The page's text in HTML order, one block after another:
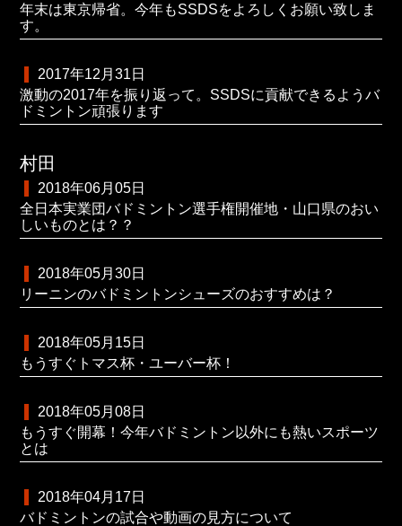
年末は東京帰省。今年もSSDSをよろしくお願い致しま
す。
2017年12月31日
激動の2017年を振り返って。SSDSに貢献できるようバ
ドミントン頑張ります
村田
2018年06月05日
全日本実業団バドミントン選手権開催地・山口県のおい
しいものとは？？
2018年05月30日
リーニンのバドミントンシューズのおすすめは？
2018年05月15日
もうすぐトマス杯・ユーバー杯！
2018年05月08日
もうすぐ開幕！今年バドミントン以外にも熱いスポーツ
とは
2018年04月17日
バドミントンの試合や動画の見方について